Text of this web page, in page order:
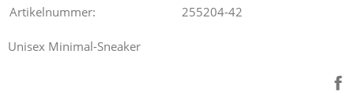
Artikelnummer:
255204-42
Unisex Minimal-Sneaker